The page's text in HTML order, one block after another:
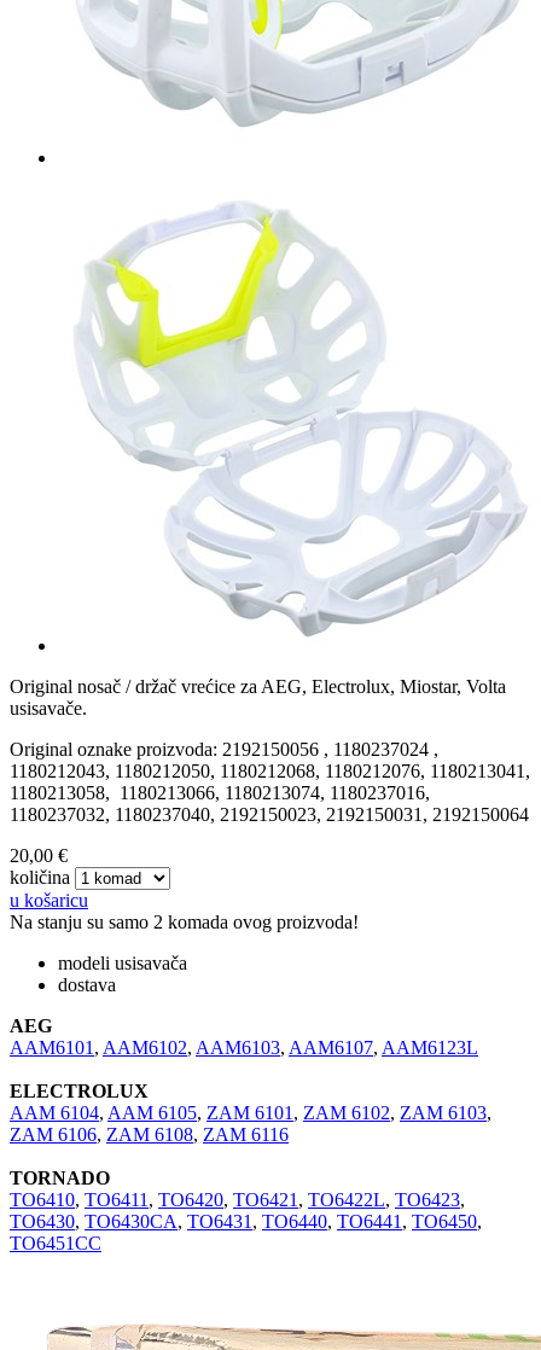
Original nosač / držač vrećice za AEG, Electrolux, Miostar, Volta
usisavače.
Original oznake proizvoda: 2192150056 , 1180237024 ,
1180212043, 1180212050, 1180212068, 1180212076, 1180213041,
1180213058, 1180213066, 1180213074, 1180237016,
1180237032, 1180237040, 2192150023, 2192150031, 2192150064
20,00 €
količina
u košaricu
Na stanju su samo 2 komada ovog proizvoda!
modeli usisavača
dostava
AEG
AAM6101 , AAM6102, AAM6103, AAM6107, AAM6123L
ELECTROLUX
AAM 6104, AAM 6105, ZAM 6101 , ZAM 6102, ZAM 6103,
ZAM 6106, ZAM 6108, ZAM 6116
TORNADO
TO6410, TO6411 , TO6420, TO6421 , TO6422L, TO6423,
TO6430, TO6430CA, TO6431 , TO6440, TO6441 , TO6450,
TO6451CC